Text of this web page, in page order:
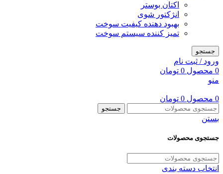
اکتان بوستر
انژکتور شوی
بهبود دهنده کیفیت سوخت
تمیز کننده سیستم سوخت
جستجو
ورود / ثبت نام
0 محصول 0 تومان
منو
0 محصول 0 تومان
جستجو
بستن
جستجوی محصولات
انتخاب دسته بندی